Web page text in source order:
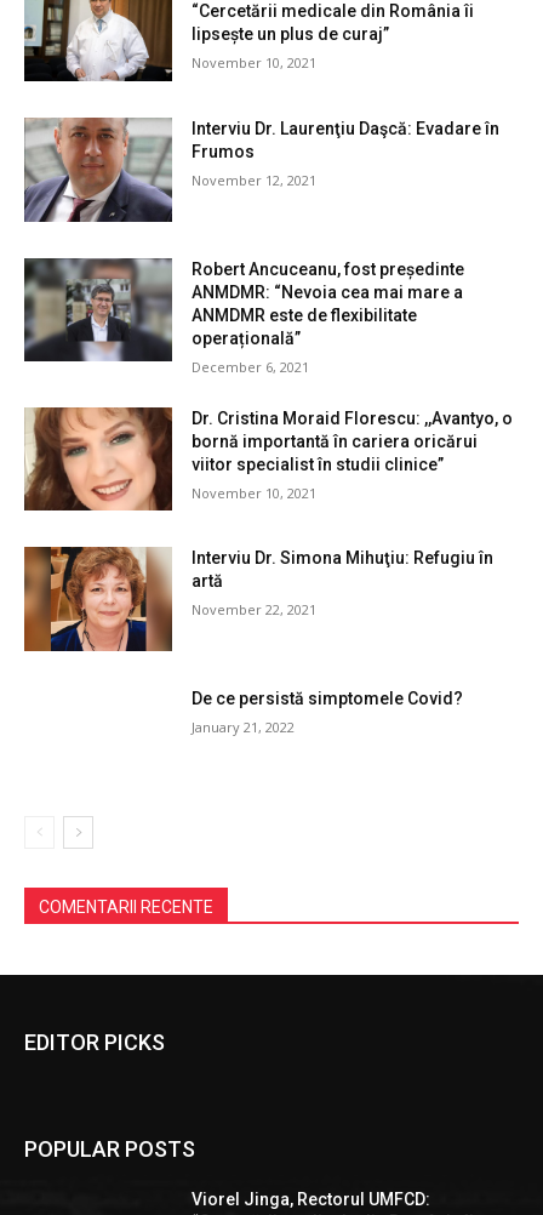
“Cercetării medicale din România îi
lipsește un plus de curaj”
November 10, 2021
Interviu Dr. Laurenţiu Daşcă: Evadare în
Frumos
November 12, 2021
Robert Ancuceanu, fost președinte
ANMDMR: “Nevoia cea mai mare a
ANMDMR este de flexibilitate
operațională”
December 6, 2021
Dr. Cristina Moraid Florescu: ,,Avantyo, o
bornă importantă în cariera oricărui
viitor specialist în studii clinice”
November 10, 2021
Interviu Dr. Simona Mihuţiu: Refugiu în
artă
November 22, 2021
De ce persistă simptomele Covid?
January 21, 2022
COMENTARII RECENTE
EDITOR PICKS
POPULAR POSTS
Viorel Jinga, Rectorul UMFCD: